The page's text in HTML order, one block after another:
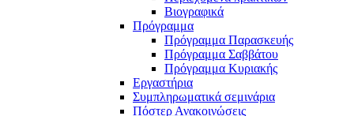
Βιογραφικά
Πρόγραμμα
Πρόγραμμα Παρασκευής
Πρόγραμμα Σαββάτου
Πρόγραμμα Κυριακής
Εργαστήρια
Συμπληρωματικά σεμινάρια
Πόστερ Ανακοινώσεις